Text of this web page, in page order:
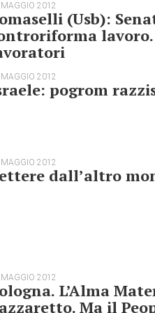
2012
(Usb):
lavoro.
2012
pogrom
2012
dall’altro
2012
L’Alma
Ma il